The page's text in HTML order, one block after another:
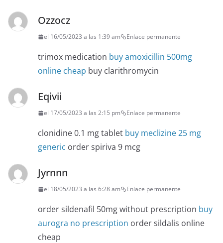
Ozzocz
el 16/05/2023 a las 1:39 am Enlace permanente
trimox medication buy amoxicillin 500mg
online cheap buy clarithromycin
Eqivii
el 17/05/2023 a las 2:15 pm Enlace permanente
clonidine 0.1 mg tablet buy meclizine 25 mg
generic order spiriva 9 mcg
Jyrnnn
el 18/05/2023 a las 6:28 am Enlace permanente
order sildenafil 50mg without prescription buy
aurogra no prescription order sildalis online
cheap